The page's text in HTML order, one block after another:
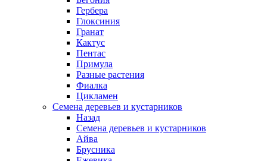
Гербера
Глоксиния
Гранат
Кактус
Пентас
Примула
Разные растения
Фиалка
Цикламен
Семена деревьев и кустарников
Назад
Семена деревьев и кустарников
Айва
Брусника